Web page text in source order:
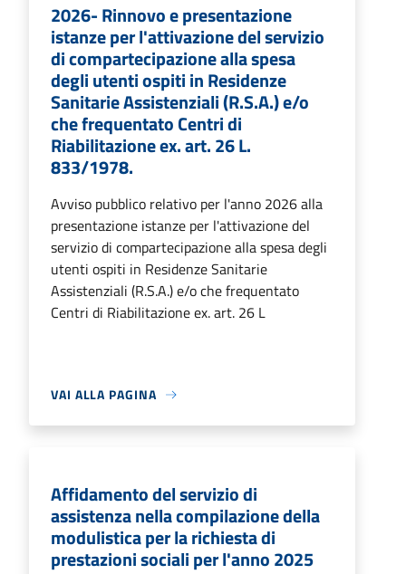
2026- Rinnovo e presentazione
istanze per l'attivazione del servizio
di compartecipazione alla spesa
degli utenti ospiti in Residenze
Sanitarie Assistenziali (R.S.A.) e/o
che frequentato Centri di
Riabilitazione ex. art. 26 L.
833/1978.
Avviso pubblico relativo per l'anno 2026 alla
presentazione istanze per l'attivazione del
servizio di compartecipazione alla spesa degli
utenti ospiti in Residenze Sanitarie
Assistenziali (R.S.A.) e/o che frequentato
Centri di Riabilitazione ex. art. 26 L
VAI ALLA PAGINA
Affidamento del servizio di
assistenza nella compilazione della
modulistica per la richiesta di
prestazioni sociali per l'anno 2025